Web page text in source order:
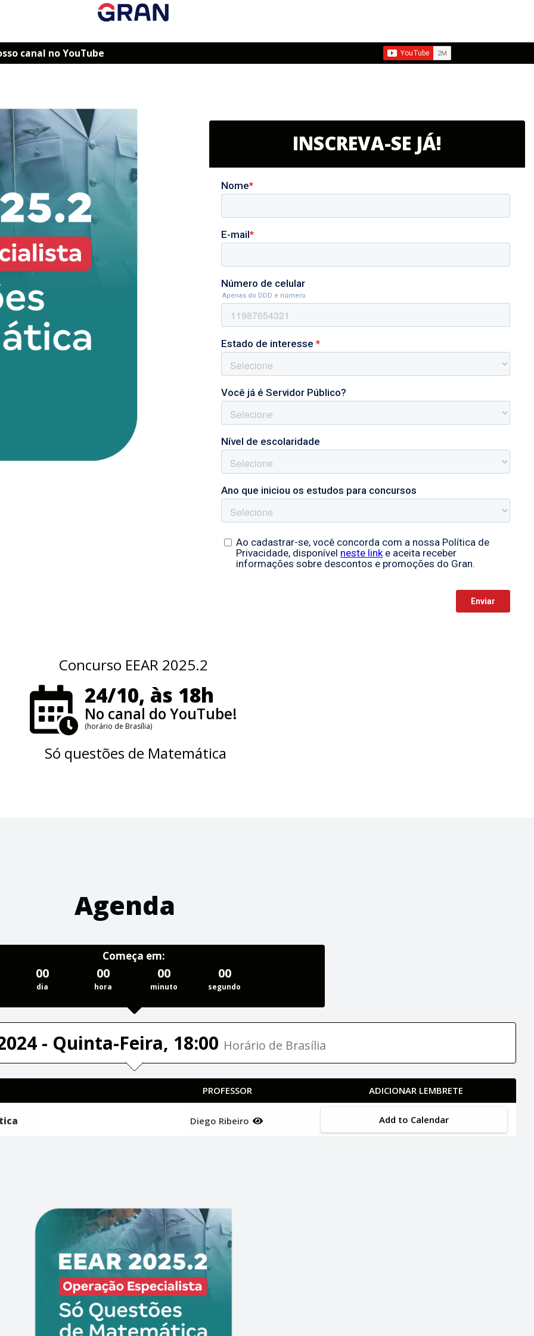
canal no YouTube
INSCREVA-SE JÁ!
Concurso EEAR 2025.2
24/10, às 18h
No canal do YouTube!
(horário de Brasília)
Só questões de Matemática
Agenda
Começa em:
00
dia
00
hora
00
minuto
00
segundo
- Quinta-Feira, 18:00 Horário de Brasília
PROFESSOR ADICIONAR LEMBRETE
Diego Ribeiro Add to Calendar